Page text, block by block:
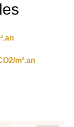
m².an